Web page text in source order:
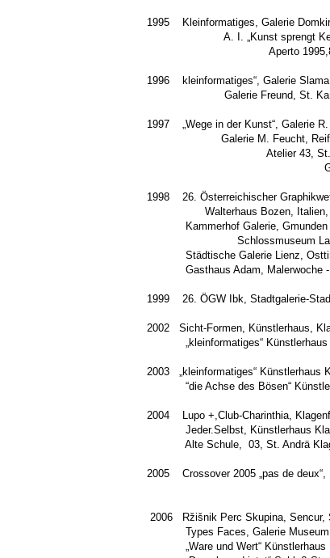
1995
A. I. „Kunst
Aperto 1995,8
1996
Galerie Freund, St.
1997 „Wege in
Galerie M.
Galerie Gut Sandbeck,
1998 26.
Walterhaus Bozen, Italien,
Schlossmuseum
Städtische Galerie Lienz,
Gasthaus Adam, Malerwoche -
1999 26. ÖGW Ibk, Stadtgalerie-
2002 Sicht-Formen, Künstlerhaus,
„kleinformatiges“ Künstlerhaus
2003 „kleinformatiges“ Künstlerhaus
“die Achse des Bösen“
2004 Lupo +,Club-Charinthia,
Jeder.Selbst, Künstlerhaus
Alte Schule, 03, St. Andrä
2005 Crossover 2005 „pas de
2006 Ržišnik Perc Skupina, Sencur,
Types Faces, Galerie Museum
„Ware und Wert“ Künstlerhaus